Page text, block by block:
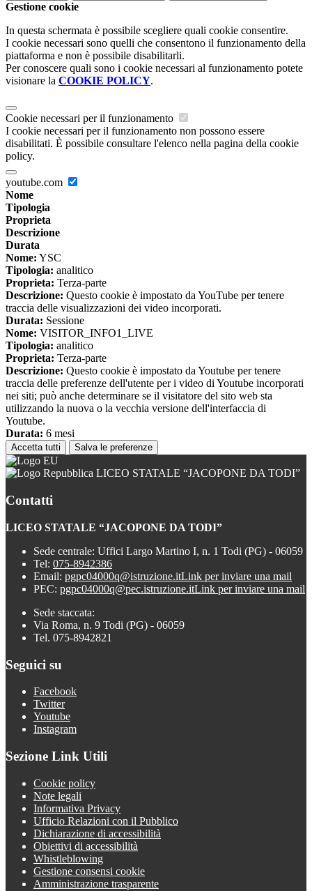
Gestione cookie
In questa schermata è possibile scegliere quali cookie consentire.
I cookie necessari sono quelli che consentono il funzionamento della
piattaforma e non è possibile disabilitarli.
Per conoscere quali sono i cookie necessari al funzionamento potete
visionare la COOKIE POLICY.
Cookie necessari per il funzionamento
I cookie necessari per il funzionamento non possono essere
disabilitati. È possibile consultare l'elenco nella pagina della cookie
policy.
youtube.com
Nome
Tipologia
Proprieta
Descrizione
Durata
Nome: YSC
Tipologia: analitico
Proprieta: Terza-parte
Descrizione: Questo cookie è impostato da YouTube per tenere
traccia delle visualizzazioni dei video incorporati.
Durata: Sessione
Nome: VISITOR_INFO1_LIVE
Tipologia: analitico
Proprieta: Terza-parte
Descrizione: Questo cookie è impostato da Youtube per tenere
traccia delle preferenze dell'utente per i video di Youtube incorporati
nei siti; può anche determinare se il visitatore del sito web sta
utilizzando la nuova o la vecchia versione dell'interfaccia di
Youtube.
Durata: 6 mesi
Accetta tutti Salva le preferenze
LICEO STATALE “JACOPONE DA TODI”
Contatti
LICEO STATALE “JACOPONE DA TODI”
Sede centrale: Uffici Largo Martino I, n. 1 Todi (PG) - 06059
Tel: 075-8942386
Email: pgpc04000q@istruzione.itLink per inviare una mail
PEC: pgpc04000q@pec.istruzione.itLink per inviare una mail
Sede staccata:
Via Roma, n. 9 Todi (PG) - 06059
Tel. 075-8942821
Seguici su
Facebook
Twitter
Youtube
Instagram
Sezione Link Utili
Cookie policy
Note legali
Informativa Privacy
Ufficio Relazioni con il Pubblico
Dichiarazione di accessibilità
Obiettivi di accessibilità
Whistleblowing
Gestione consensi cookie
Amministrazione trasparente